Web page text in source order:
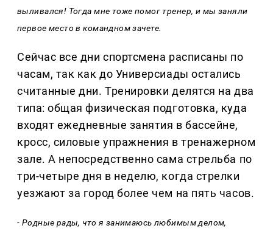
выливался! Тогда мне тоже помог тренер, и мы заняли
первое место в командном зачете.
Сейчас все дни спортсмена расписаны по
часам, так как до Универсиады остались
считанные дни. Тренировки делятся на два
типа: общая физическая подготовка, куда
входят ежедневные занятия в бассейне,
кросс, силовые упражнения в тренажерном
зале. А непосредственно сама стрельба по
три-четыре дня в неделю, когда стрелки
уезжают за город более чем на пять часов.
- Родные рады, что я занимаюсь любимым делом,